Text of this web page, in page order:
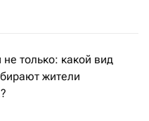
только: какой вид
жители